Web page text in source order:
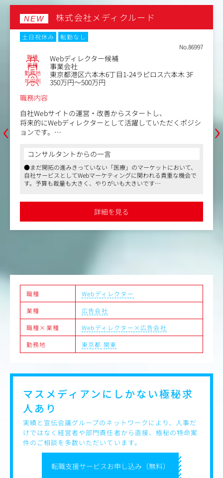
└イベントの企画・実施
※業務の大部分は日本国内での営業活動です
※直接の販売(物販)ではなく食材の採用を促す役割となり
ます
‹
NEW 株式会社メディクルード
土日祝休み
転勤なし
No.86997
職種 Webディレクター候補
業種 事業会社
勤務地 東京都港区六本木6丁目1-24ラピロス六本木 3F
年収例
350万円～500万円
職務内容
自社Webサイトの運営・改善からスタートし、
将来的にWebディレクターとして活躍していただくポジシ
ョンです。
実に育成する採用枠です。
入社後は、既存HPの制作・更新業務やコンテンツ企画か
らお任せします。
経験やスキルに応じた業務からスタートし、Web制作の実
務を通じて着実にスキルを積み重ねながら、
テストなどを取り入れたディレクション業務へと幅を広げ
DSP等）の効果検証
・施策の企画・提案：検証結果をもとにした、サイト最適
化のための次の施策立案
・UI・UXの改善：現場へのヒアリング（ユーザーの声や使
い勝手の回収）に基づいた、最適なサイト設計
データ分析だけでなく、クリニックの「現場の声」を大切
にしながら、
集客に直結するサイト改善を行えるのがこの仕事の面白さ
【入社後の流れ・教育体制】
いち早くWebディレクターとして一人立ちできるよう、先
輩が並走しながら実践教育（OJT）を行います。あなたの
スキルに合わせて、できるところからお任せしていきま
す。
【ステップアップのイメージ】
Step 1：まずはWeb制作からスタート
ページ構成の企画、HTML・CSSコーディング、
デザイン、LP（ランディングページ）の設計など、
クリエイティブの基礎を実践します。
コンサルタントからの一言
●まだ開拓の進みきっていない「医療」のマーケットにおいて、
自社サービスとしてWebマーケティングに関われる貴重な機会で
す。予算も裁量も大きく、やりがいも大きいです
ムで汗を流してから出社される方もいらっしゃいます。オフィス
界隈はランチどころや飲み食いどころも豊富です
●変化の激しい美容業界においても設立20年を超えて会社も安定
しており、長期的に働ける環境です。同社の注力する分野など
詳細を見る
›
職種
Webディレクター
業種
広告会社
職種×業種
Webディレクター×広告会社
勤務地
東京都 関東
転職支援サービスお申し込み（無料）
マスメディアンにしかない極秘求
人あり
実績と宣伝会議グループのネットワークにより、人事だ
けではなく経営者や部門責任者から直接、極秘の特命案
件のご相談を多数いただいています。